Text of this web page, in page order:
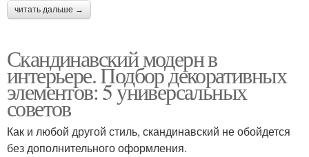
читать дальше →
Скандинавский модерн в
интерьере. Подбор декоративных
элементов: 5 универсальных
советов
Как и любой другой стиль, скандинавский не обойдется
без дополнительного оформления.